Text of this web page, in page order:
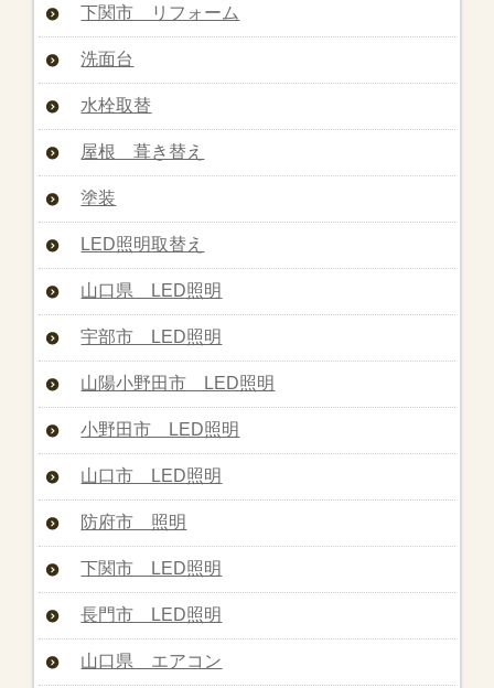
下関市 リフォーム
洗面台
水栓取替
屋根 葺き替え
塗装
LED照明取替え
山口県 LED照明
宇部市 LED照明
山陽小野田市 LED照明
小野田市 LED照明
山口市 LED照明
防府市 照明
下関市 LED照明
長門市 LED照明
山口県 エアコン